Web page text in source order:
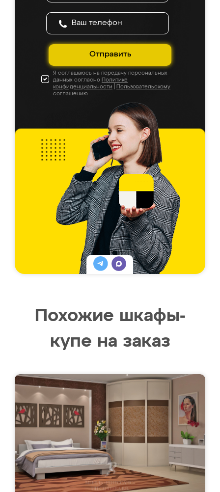
Отправить
Я соглашаюсь на передачу персональных
данных согласно Политике
конфиденциальности
Пользовательскому
соглашению
Похожие шкафы-
купе на заказ